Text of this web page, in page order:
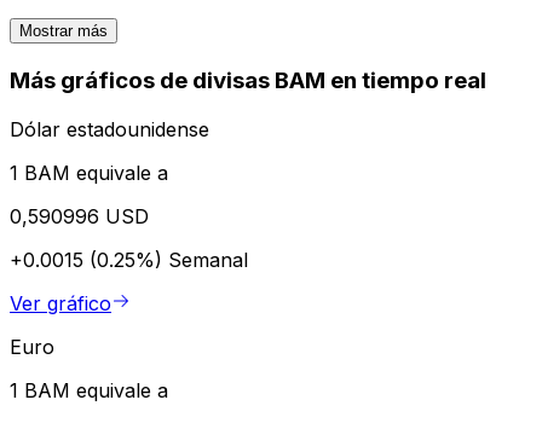
Mostrar más
Más gráficos de divisas BAM en tiempo real
Dólar estadounidense
1 BAM equivale a
0,590996 USD
+0.0015 (0.25%) Semanal
Ver gráfico
Euro
1 BAM equivale a